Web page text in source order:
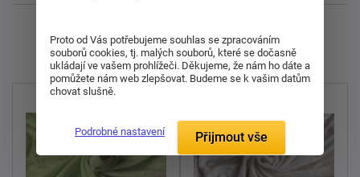
Proto od Vás potřebujeme souhlas se zpracováním
souborů cookies, tj. malých souborů, které se dočasně
ukládají ve vašem prohlížeči. Děkujeme, že nám ho dáte a
pomůžete nám web zlepšovat. Budeme se k vašim datům
chovat slušně.
Podrobné nastavení Přijmout vše